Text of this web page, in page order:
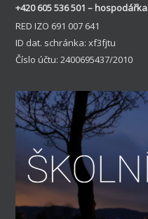
+420 605 536 501 – hospodářka
RED IZO 691 007 641
ID dat. schránka: xf3fjtu
Číslo účtu: 2400695437/2010